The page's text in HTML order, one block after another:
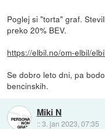
Poglej si "torta" graf.
preko 20% BEV.
https://elbil.no/om-elbil/
Se dobro leto dni, pa
bencinskih.
Miki N
::3. jan 2023, 07:35